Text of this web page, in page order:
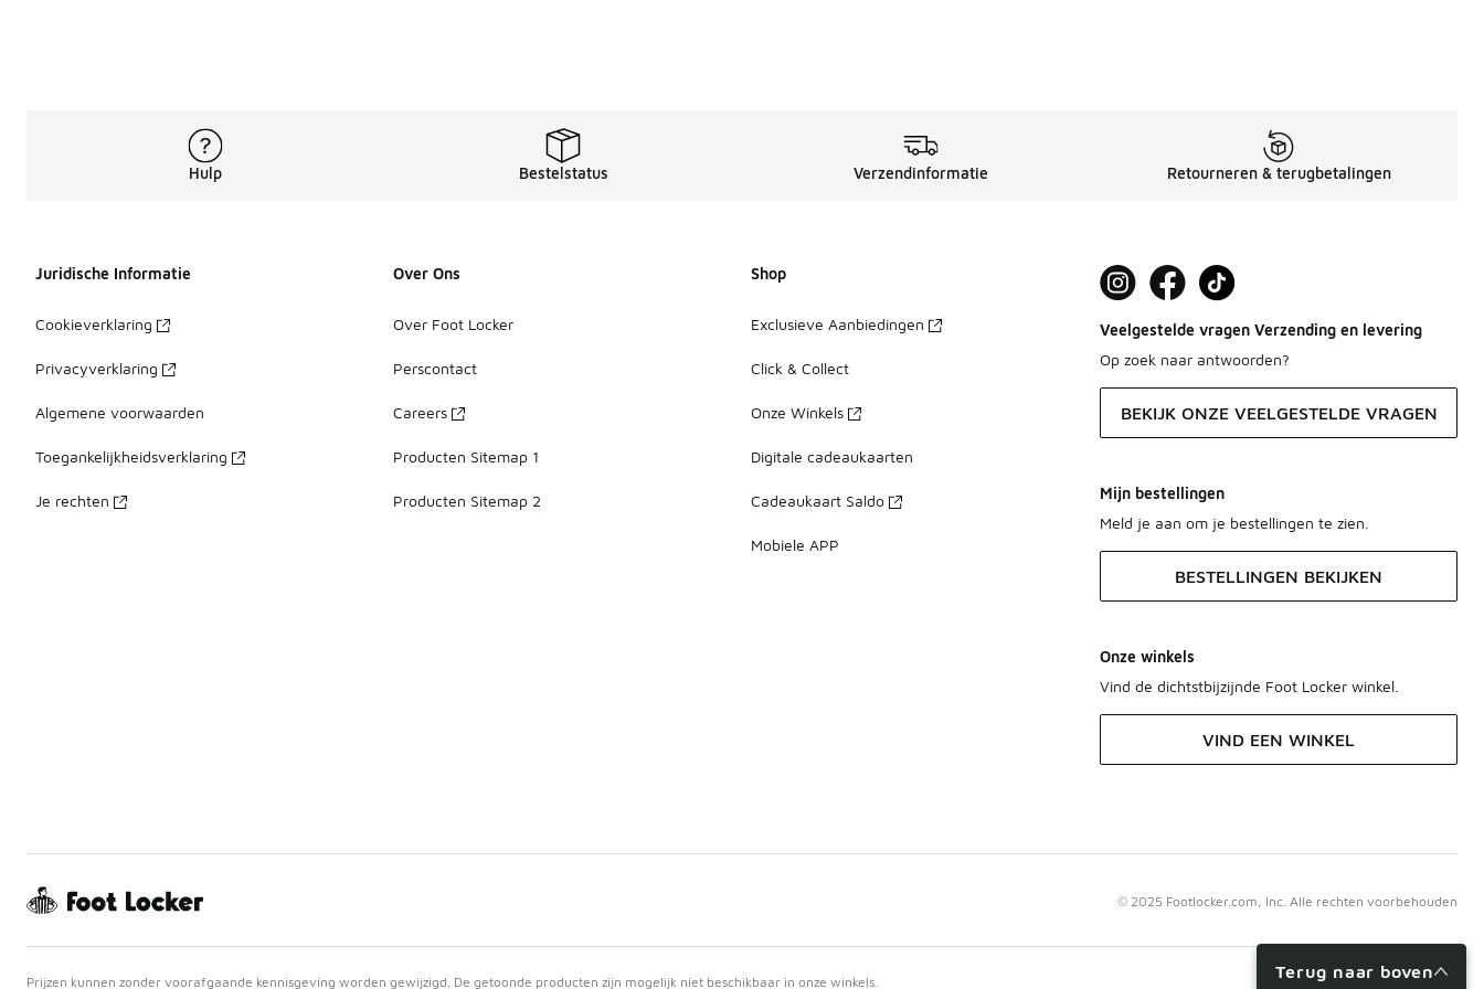
Terug naar boven
Hulp Bestelstatus Verzendinformatie Retourneren & terugbetalingen
Juridische Informatie
Cookieverklaring
Privacyverklaring
Algemene voorwaarden
Toegankelijkheidsverklaring
Je rechten
Over Ons
Over Foot Locker
Perscontact
Careers
Producten Sitemap 1
Producten Sitemap 2
Shop
Exclusieve Aanbiedingen
Click & Collect
Onze Winkels
Digitale cadeaukaarten
Cadeaukaart Saldo
Mobiele APP
Veelgestelde vragen Verzending en levering
Op zoek naar antwoorden?
BEKIJK ONZE VEELGESTELDE VRAGEN
Mijn bestellingen
Meld je aan om je bestellingen te zien.
BESTELLINGEN BEKIJKEN
Onze winkels
Vind de dichtstbijzijnde Foot Locker winkel.
VIND EEN WINKEL
© 2025 Footlocker.com, Inc. Alle rechten voorbehouden
Prijzen kunnen zonder voorafgaande kennisgeving worden gewijzigd. De getoonde producten zijn mogelijk niet beschikbaar in onze winkels.